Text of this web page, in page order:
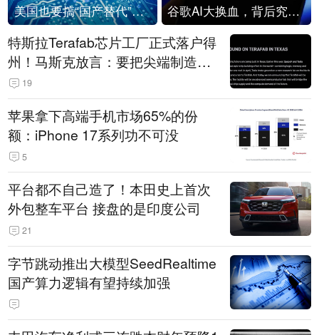
美国也要搞“国产替代”？先算清三笔账 谷歌AI大换血，背后究竟发生了什么？
特斯拉Terafab芯片工厂正式落户得
州！马斯克放言：要把尖端制造带
回美国
19
苹果拿下高端手机市场65%的份
额：iPhone 17系列功不可没
5
平台都不自己造了！本田史上首次
外包整车平台 接盘的是印度公司
21
字节跳动推出大模型SeedRealtime
国产算力逻辑有望持续加强